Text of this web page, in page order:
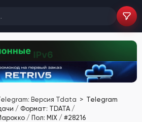
Версия Tdata
Telegram
/ Формат: TDATA /
/ Пол: MIX / #28216